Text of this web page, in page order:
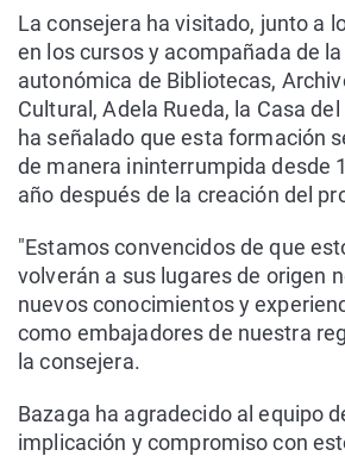
La consejera ha visitado, junto a
en los cursos y acompañada de
autonómica de Bibliotecas,
Cultural, Adela Rueda, la Casa
ha señalado que esta formación
de manera ininterrumpida desde
año después de la creación del
"Estamos convencidos de que
volverán a sus lugares de origen
nuevos conocimientos y
como embajadores de nuestra
la consejera.
Bazaga ha agradecido al equipo
implicación y compromiso con